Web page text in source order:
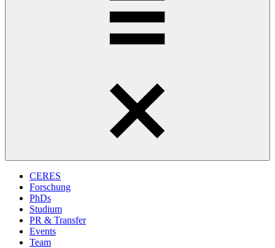
CERES
Forschung
PhDs
Studium
PR & Transfer
Events
Team